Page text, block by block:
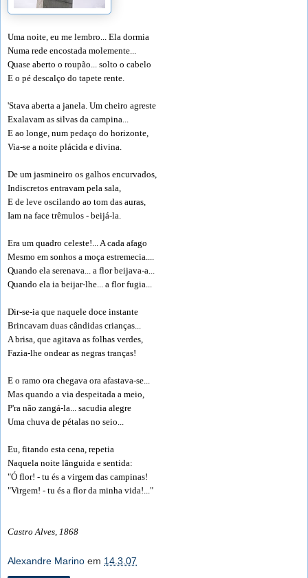
Uma noite, eu me lembro... Ela dormia
Numa rede encostada molemente...
Quase aberto o roupão... solto o cabelo
E o pé descalço do tapete rente.
'Stava aberta a janela. Um cheiro agreste
Exalavam as silvas da campina...
E ao longe, num pedaço do horizonte,
Via-se a noite plácida e divina.
De um jasmineiro os galhos encurvados,
Indiscretos entravam pela sala,
E de leve oscilando ao tom das auras,
Iam na face trêmulos - beijá-la.
Era um quadro celeste!... A cada afago
Mesmo em sonhos a moça estremecia....
Quando ela serenava... a flor beijava-a...
Quando ela ia beijar-lhe... a flor fugia...
Dir-se-ia que naquele doce instante
Brincavam duas cândidas crianças...
A brisa, que agitava as folhas verdes,
Fazia-lhe ondear as negras tranças!
E o ramo ora chegava ora afastava-se...
Mas quando a via despeitada a meio,
P'ra não zangá-la... sacudia alegre
Uma chuva de pétalas no seio...
Eu, fitando esta cena, repetia
Naquela noite lânguida e sentida:
"Ó flor! - tu és a virgem das campinas!
"Virgem! - tu és a flor da minha vida!..."
Castro Alves, 1868
Alexandre Marino em 14.3.07